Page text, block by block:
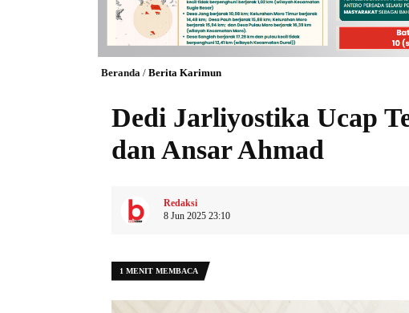
Beranda / Berita Karimun
Dedi Jarliyostika Ucap
dan Ansar Ahmad
Redaksi
8 Jun 2025 23:10
1 MENIT MEMBACA